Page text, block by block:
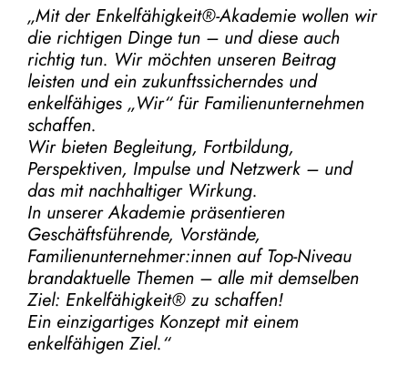
„Mit der Enkelfähigkeit®-Akademiewollen wir
die richtigen Dinge tun – und diese auch
richtig tun. Wir möchten unseren Beitrag
leisten und ein zukunftssicherndes und
enkelfähiges „Wir“ für Familienunternehmen
schaffen.
Wir bieten Begleitung, Fortbildung,
Perspektiven, Impulse und Netzwerk – und
das mit nachhaltiger Wirkung.
In unserer Akademie präsentieren
Geschäftsführende, Vorstände,
Familienunternehmer:innen auf Top-Niveau
brandaktuelle Themen – alle mit demselben
Ziel: Enkelfähigkeit® zu schaffen!
Ein einzigartiges Konzept mit einem
enkelfähigen Ziel.“